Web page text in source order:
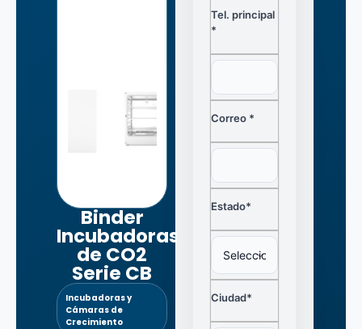
Binder
Incubadoras
de CO2
Serie CB
Incubadoras y
Cámaras de
Crecimiento
Tel. principal
*
Correo *
Estado*
Ciudad*